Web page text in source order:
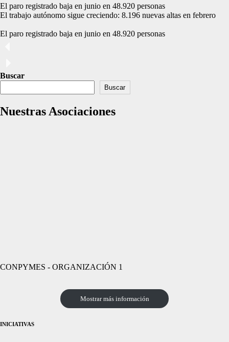
El paro registrado baja en junio en 48.920 personas
El trabajo autónomo sigue creciendo: 8.196 nuevas altas en febrero
El paro registrado baja en junio en 48.920 personas
Buscar
Buscar
Nuestras Asociaciones
CONPYMES - ORGANIZACIÓN 1
Mostrar más información
INICIATIVAS